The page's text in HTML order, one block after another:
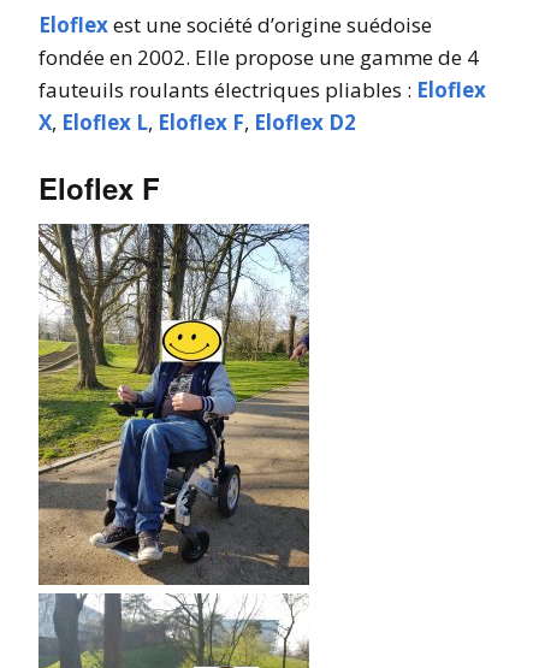
Eloflexest une société d’origine suédoise
fondée en 2002. Elle propose une gamme de 4
fauteuils roulants électriques pliables : Eloflex
X, Eloflex L, Eloflex F, Eloflex D2
Eloflex F